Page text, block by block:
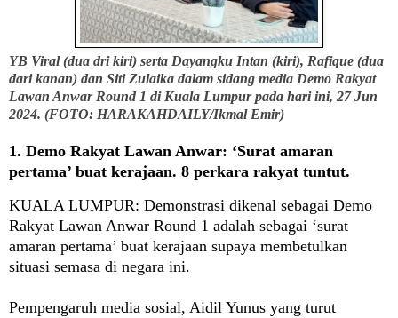
YB Viral (dua dri kiri) serta Dayangku Intan (kiri), Rafique (dua
dari kanan) dan Siti Zulaika dalam sidang media Demo Rakyat
Lawan Anwar Round 1 di Kuala Lumpur pada hari ini, 27 Jun
2024. (FOTO: HARAKAHDAILY/Ikmal Emir)
1. Demo Rakyat Lawan Anwar: ‘Surat amaran
pertama’ buat kerajaan. 8 perkara rakyat tuntut.
KUALA LUMPUR: Demonstrasi dikenal sebagai Demo
Rakyat Lawan Anwar Round 1 adalah sebagai ‘surat
amaran pertama’ buat kerajaan supaya membetulkan
situasi semasa di negara ini.
Pempengaruh media sosial, Aidil Yunus yang turut